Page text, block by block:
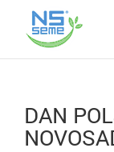
content
DAN